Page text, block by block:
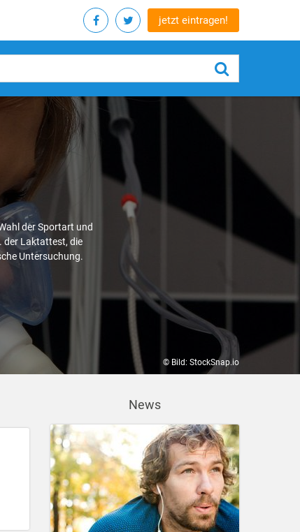
jetzt eintragen!
der Sportart und
der Laktattest, die
Untersuchung.
© Bild: StockSnap.io
News